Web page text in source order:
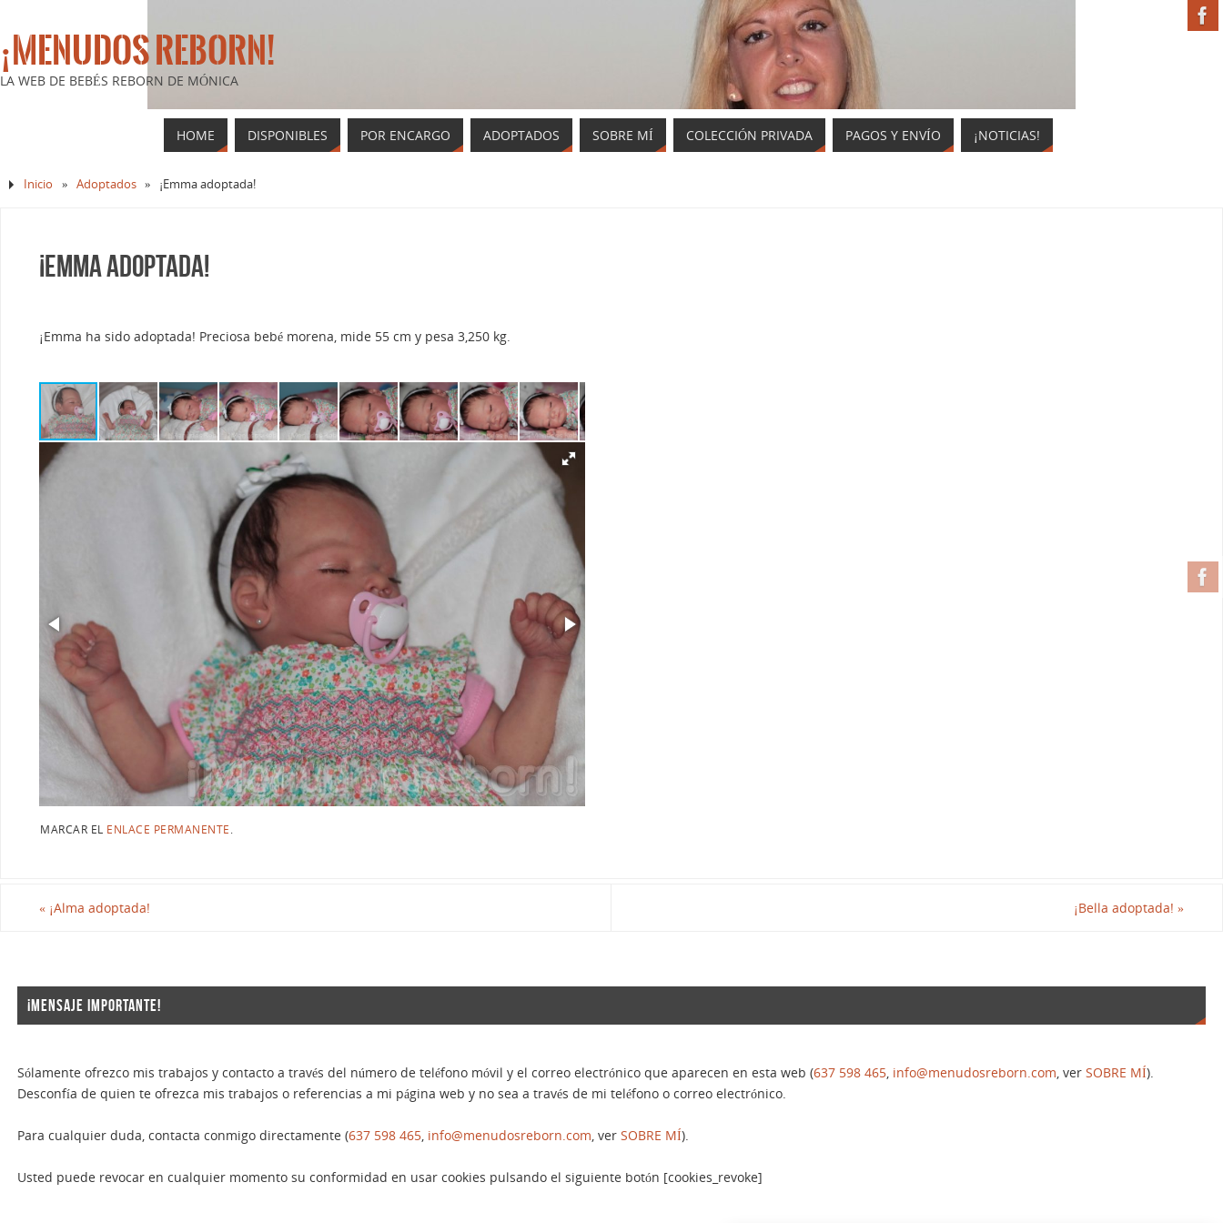
¡MENUDOS REBORN!
LA WEB DE BEBÉS REBORN DE MÓNICA
HOME DISPONIBLES POR ENCARGO ADOPTADOS SOBRE MÍ COLECCIÓN PRIVADA PAGOS Y ENVÍO ¡NOTICIAS!
Inicio » Adoptados » ¡Emma adoptada!
¡Emma adoptada!
¡Emma ha sido adoptada! Preciosa bebé morena, mide 55 cm y pesa 3,250 kg.
MARCAR EL ENLACE PERMANENTE
« ¡Alma adoptada! ¡Bella adoptada! »
¡MENSAJE IMPORTANTE!
Sólamente ofrezco mis trabajos y contacto a través del número de teléfono móvil y el correo electrónico que aparecen en esta web (637 598 465 info@menudosreborn.com , verSOBRE MÍ).
Desconfía de quien te ofrezca mis trabajos o referencias a mi página web y no sea a través de mi teléfono o correo electrónico.
Para cualquier duda, contacta conmigo directamente (637 598 465 info@menudosreborn.com , verSOBRE MÍ).
Usted puede revocar en cualquier momento su conformidad en usar cookies pulsando el siguiente botón [cookies_revoke]